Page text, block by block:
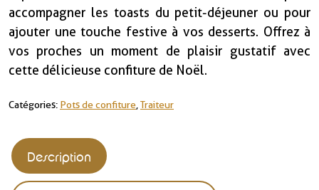
accompagner les toasts du petit-déjeuner ou pour
ajouter une touche festive à vos desserts. Offrez à
vos proches un moment de plaisir gustatif avec
cette délicieuse confiture de Noël.
Catégories : Pots de confiture Traiteur
Description